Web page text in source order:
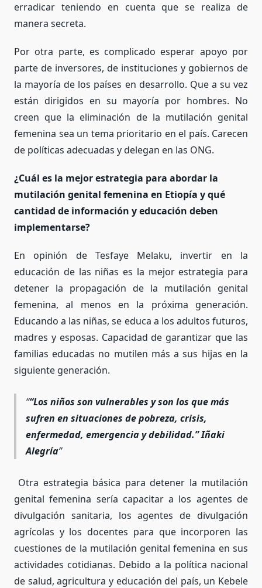
erradicar teniendo en cuenta que se realiza de
manera secreta.
Por otra parte, es complicado esperar apoyo por
parte de inversores, de instituciones y gobiernos de
la mayoría de los países en desarrollo. Que a su vez
están dirigidos en su mayoría por hombres. No
creen que la eliminación de la mutilación genital
femenina sea un tema prioritario en el país. Carecen
de políticas adecuadas y delegan en las ONG.
¿Cuál es la mejor estrategia para abordar la
mutilación genital femenina en Etiopía y qué
cantidad de información y educación deben
implementarse?
En opinión de Tesfaye Melaku, invertir en la
educación de las niñas es la mejor estrategia para
detener la propagación de la mutilación genital
femenina, al menos en la próxima generación.
Educando a las niñas, se educa a los adultos futuros,
madres y esposas. Capacidad de garantizar que las
familias educadas no mutilen más a sus hijas en la
siguiente generación.
“Los niños son vulnerables y son los que más
sufren en situaciones de pobreza, crisis,
enfermedad, emergencia y debilidad.” Iñaki
Alegría
Otra estrategia básica para detener la mutilación
genital femenina sería capacitar a los agentes de
divulgación sanitaria, los agentes de divulgación
agrícolas y los docentes para que incorporen las
cuestiones de la mutilación genital femenina en sus
actividades cotidianas. Debido a la política nacional
de salud, agricultura y educación del país, un Kebele